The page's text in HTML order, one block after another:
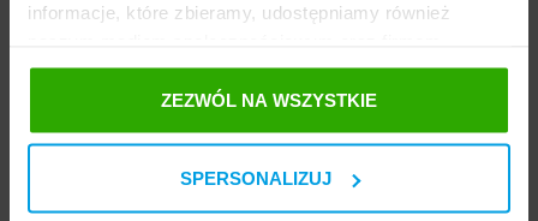
informacje, które zbieramy, udostępniamy również
reklamowym i analitycznym, z którymi współpracujemy.
Te z kolei mogą łączyć te informacje z innymi
informacjami, które im przekazałeś, korzystając z ich
ZEZWÓL NA WSZYSTKIE
SPERSONALIZUJ
odzyskanych z kradzieży,
mających co najmniej 25 lat i uznanych przez
mające szczególne znaczenie dla udokumentowania
historii motoryzacji,
wywiezionych lub sprzedanych za granicą.